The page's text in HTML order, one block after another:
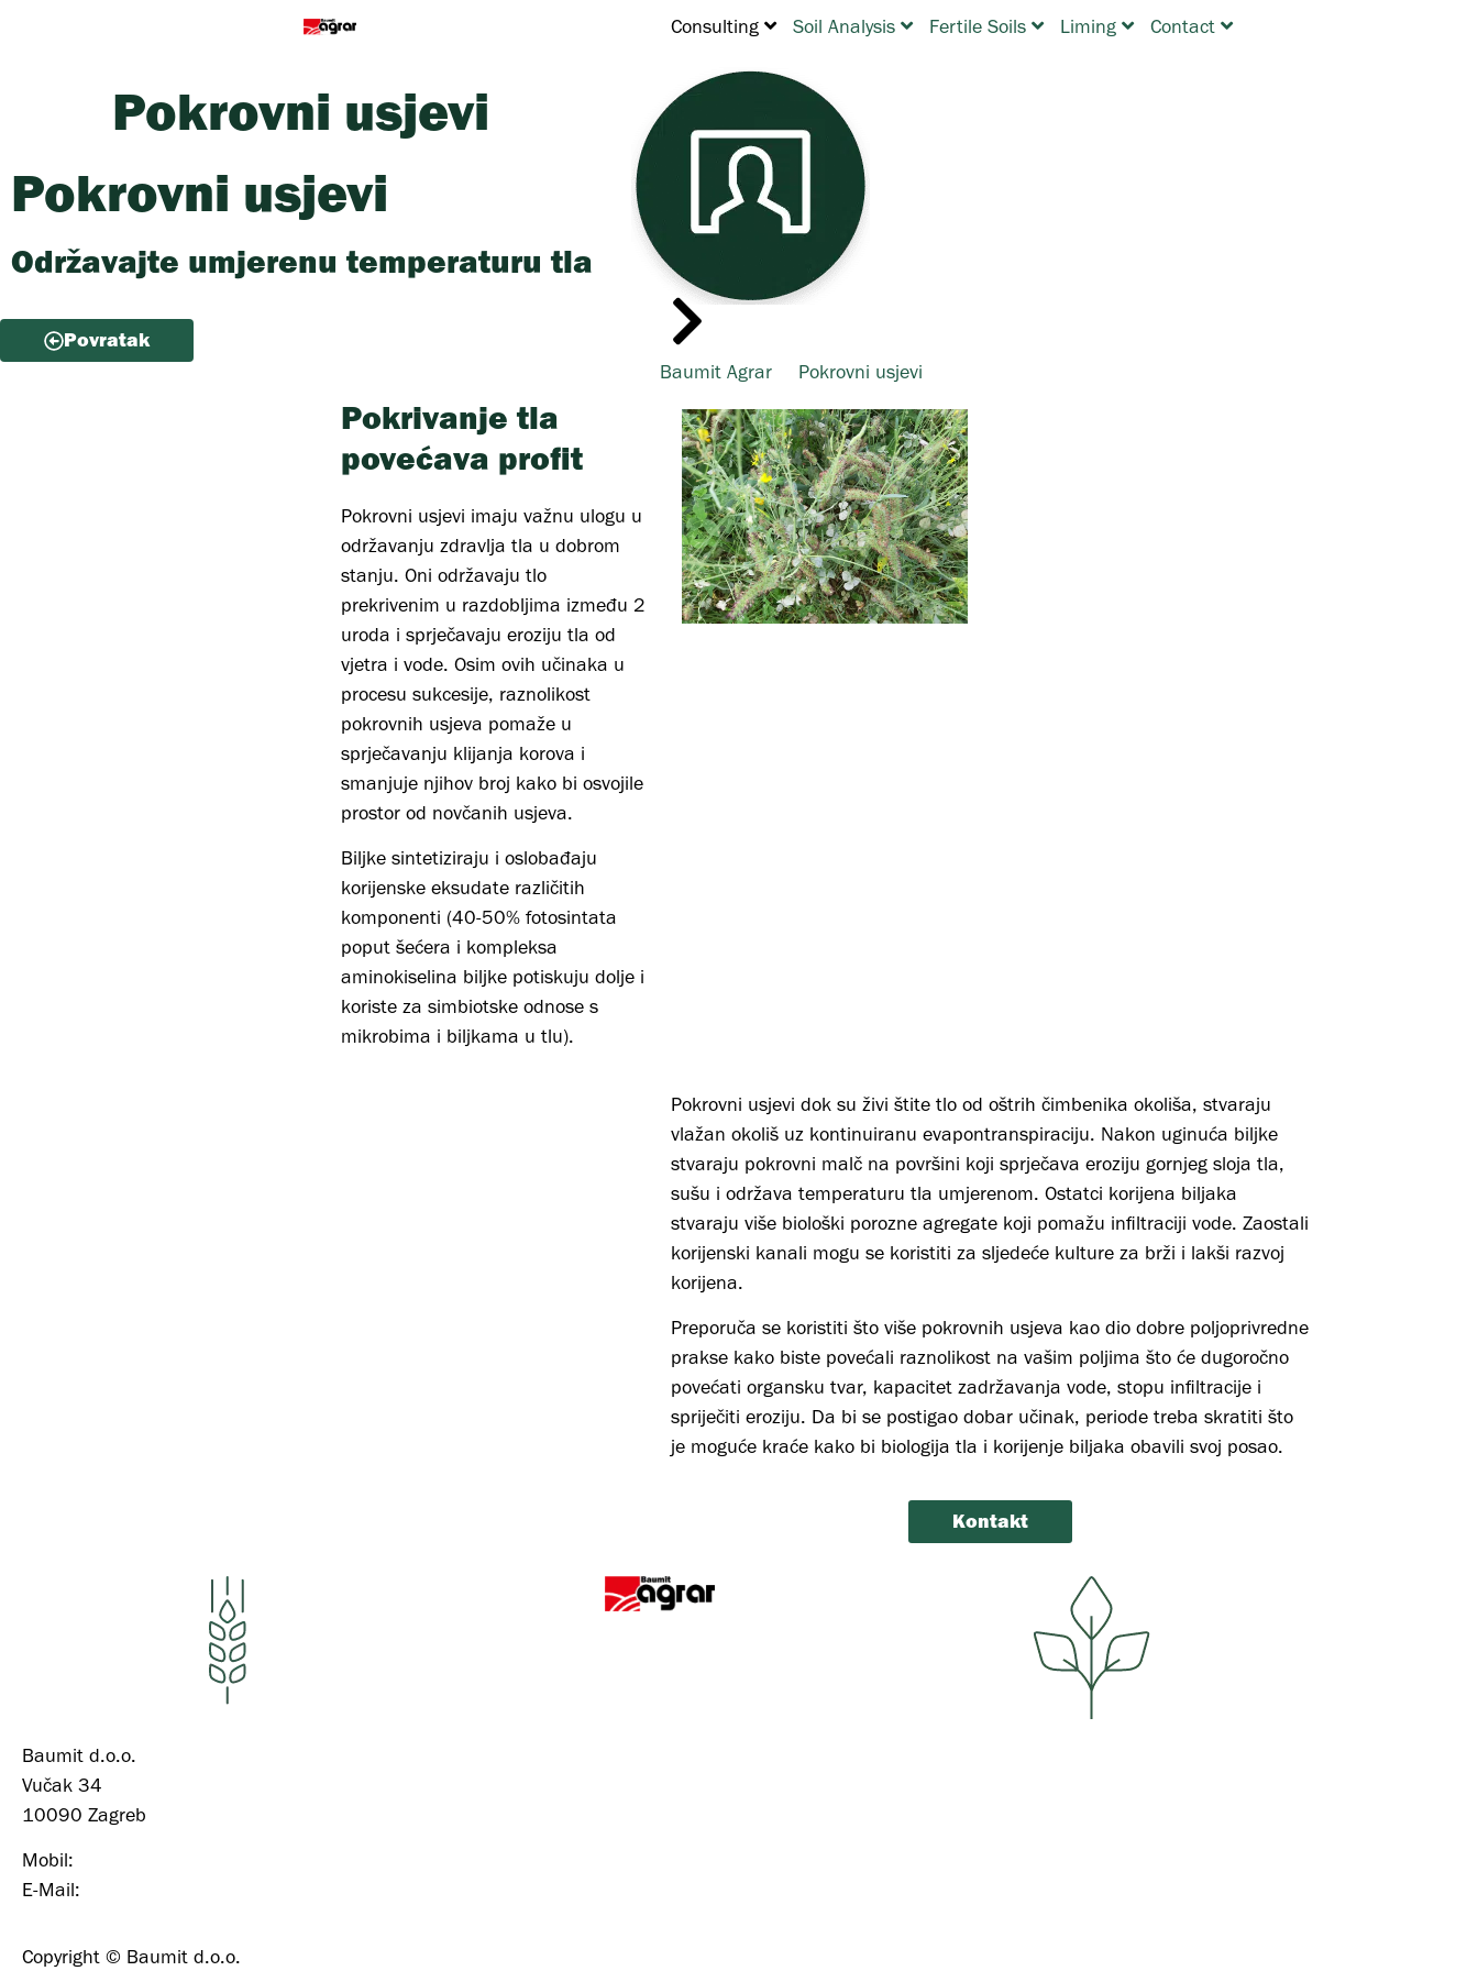
Consulting Soil Analysis Fertile Soils Liming Contact
Pokrovni usjevi
Pokrovni usjevi
Održavajte umjerenu temperaturu tla
Povratak
Baumit Agrar Pokrovni usjevi
Pokrivanje tla
povećava profit
Pokrovni usjevi imaju važnu ulogu u
održavanju zdravlja tla u dobrom
stanju. Oni održavaju tlo
prekrivenim u razdobljima između 2
uroda i sprječavaju eroziju tla od
vjetra i vode. Osim ovih učinaka u
procesu sukcesije, raznolikost
pokrovnih usjeva pomaže u
sprječavanju klijanja korova i
smanjuje njihov broj kako bi osvojile
prostor od novčanih usjeva.
Biljke sintetiziraju i oslobađaju
korijenske eksudate različitih
komponenti (40-50% fotosintata
poput šećera i kompleksa
aminokiselina biljke potiskuju dolje i
koriste za simbiotske odnose s
mikrobima i biljkama u tlu).
Pokrovni usjevi dok su živi štite tlo od oštrih čimbenika okoliša, stvaraju
vlažan okoliš uz kontinuiranu evapontranspiraciju. Nakon uginuća biljke
stvaraju pokrovni malč na površini koji sprječava eroziju gornjeg sloja tla,
sušu i održava temperaturu tla umjerenom. Ostatci korijena biljaka
stvaraju više biološki porozne agregate koji pomažu infiltraciji vode. Zaostali
korijenski kanali mogu se koristiti za sljedeće kulture za brži i lakši razvoj
korijena.
Preporuča se koristiti što više pokrovnih usjeva kao dio dobre poljoprivredne
prakse kako biste povećali raznolikost na vašim poljima što će dugoročno
povećati organsku tvar, kapacitet zadržavanja vode, stopu infiltracije i
spriječiti eroziju. Da bi se postigao dobar učinak, periode treba skratiti što
je moguće kraće kako bi biologija tla i korijenje biljaka obavili svoj posao.
Kontakt
Baumit d.o.o.
Vučak 34
10090 Zagreb
Mobil:
E-Mail:
Copyright © Baumit d.o.o.